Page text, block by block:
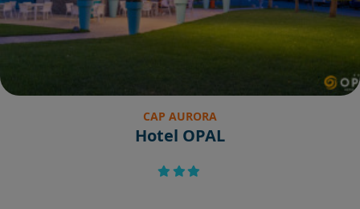
CAP AURORA
Hotel OPAL